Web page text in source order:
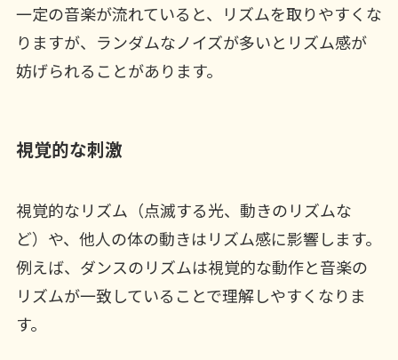
一定の音楽が流れていると、リズムを取りやすくな
りますが、ランダムなノイズが多いとリズム感が
妨げられることがあります。
視覚的な刺激
視覚的なリズム（点滅する光、動きのリズムな
ど）や、他人の体の動きはリズム感に影響します。
例えば、ダンスのリズムは視覚的な動作と音楽の
リズムが一致していることで理解しやすくなりま
す。